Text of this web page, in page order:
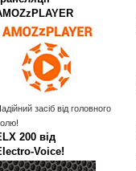
засіб від головного
200 від